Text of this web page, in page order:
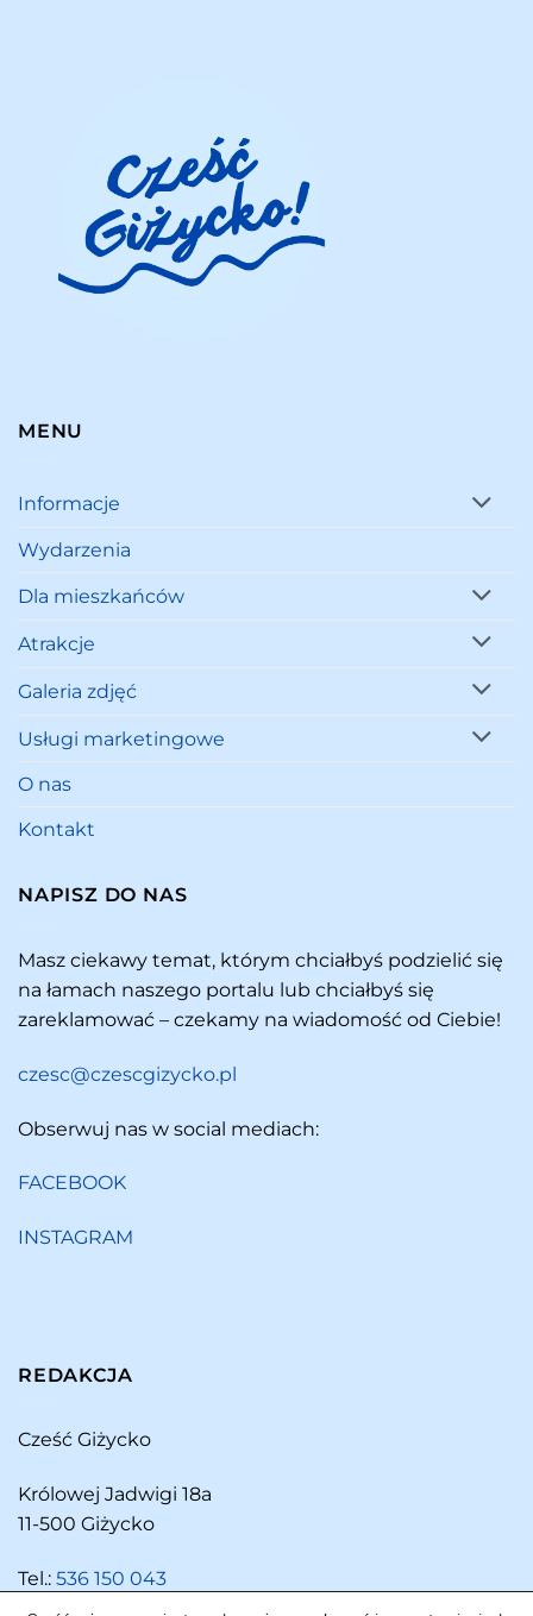
MENU
Informacje
Wydarzenia
Dla mieszkańców
Atrakcje
Galeria zdjęć
Usługi marketingowe
O nas
Kontakt
NAPISZ DO NAS
Masz ciekawy temat, którym chciałbyś podzielić się
na łamach naszego portalu lub chciałbyś się
zareklamować – czekamy na wiadomość od Ciebie!
czesc@czescgizycko.pl
Obserwuj nas w social mediach:
FACEBOOK
INSTAGRAM
REDAKCJA
Cześć Giżycko
Królowej Jadwigi 18a
11-500 Giżycko
Tel.: 536 150 043